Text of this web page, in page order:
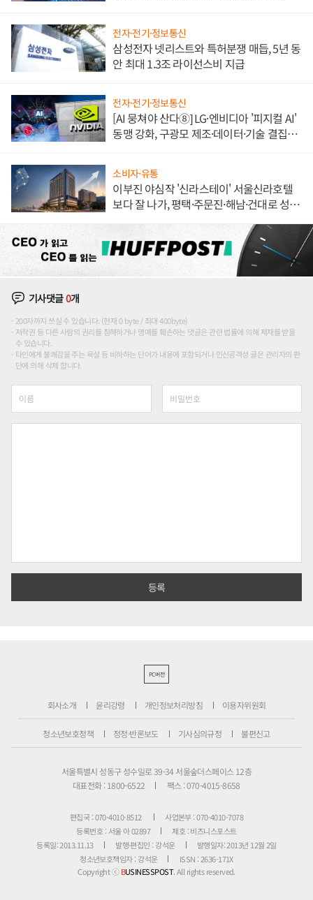
전자·전기·정보통신
삼성전자 넷리스트와 특허분쟁 매듭, 5년 동
안 최대 1.3조 라이선스비 지급
전자·전기·정보통신
[AI 뭉쳐야 산다⑧] LG·엔비디아 '피지컬 AI'
동맹 강화, 구광모 제조·데이터·기술 결집
소비자·유통
이부진 야심작 '신라스테이' 서울신라호텔
보다 잘 나가, 평택·주문진·해남·건대로 성
기사댓글0개
200자까지 쓰실 수 있습니다. (현재 0 byte / 최대 400byte)
저작권 등 다른 사람의 권리를 침해하거나 명예를 훼손하는 댓글은 관련 법률에 의해 제재를 받을
수 있습니다.
타인에게 불쾌감을 주는 욕설 등 비하하는 단어가 내용에 포함되거나 인신공격성 글은 관리자의 판
단에 의해 삭제 합니다.
PC버전
회사소개 윤리강령 개인정보처리방침 이용자위원회
청소년보호정책 정정·반론보도 기사심의규정 불편신고
서울특별시 성동구 성수일로 39-34 서울숲더스페이스 12층
대표전화 : 1800-6522
팩스 : 070-4015-8658
편집국 : 070-4010-8512
사업본부 : 070-4010-7078
등록번호 : 서울 아 02897
제호 : 비즈니스포스트
등록일: 2013.11.13
발행·편집인 : 강석운
발행일자: 2013년 12월 2일
청소년보호책임자 : 강석운
ISSN : 2636-171X
Copyright ⓒBUSINESSPOST. All rights reserved.